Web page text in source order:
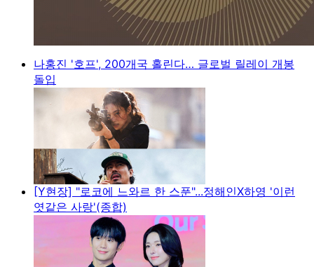
나홍진 '호프', 200개국 홀린다… 글로벌 릴레이 개봉
돌입
[Y현장] "로코에 느와르 한 스푼"...정해인X하영 '이런
엿같은 사랑'(종합)